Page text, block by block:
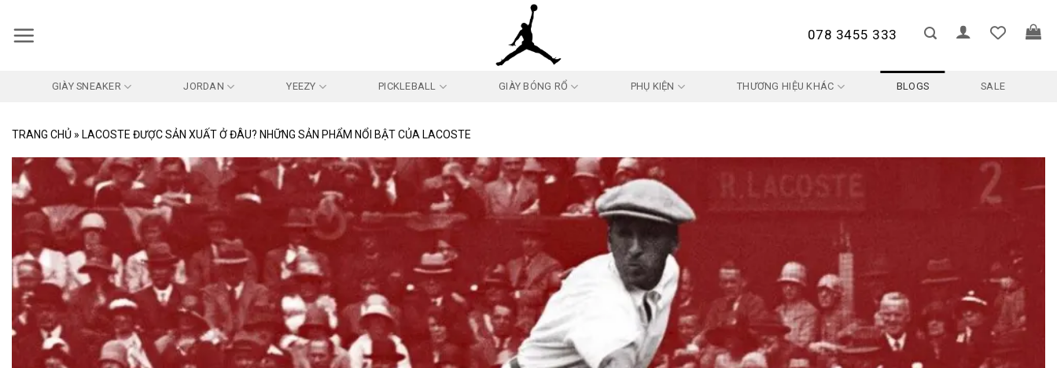
qua
078 3455 333
GIÀY SNEAKER JORDAN YEEZY PICKLEBALL GIÀY BÓNG RỔ PHỤ KIỆN THƯƠNG HIỆU KHÁC BLOGS SALE
TRANG CHỦ » LACOSTE ĐƯỢC SẢN XUẤT Ở ĐÂU? NHỮNG SẢN PHẨM NỔI BẬT CỦA LACOSTE